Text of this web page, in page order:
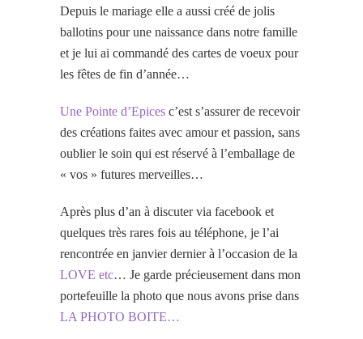
Depuis le mariage elle a aussi créé de jolis
ballotins pour une naissance dans notre famille
et je lui ai commandé des cartes de voeux pour
les fêtes de fin d’année…
Une Pointe d’Epices c’est s’assurer de recevoir
des créations faites avec amour et passion, sans
oublier le soin qui est réservé à l’emballage de
« vos » futures merveilles…
Après plus d’an à discuter via facebook et
quelques très rares fois au téléphone, je l’ai
rencontrée en janvier dernier à l’occasion de la
LOVE etc… Je garde précieusement dans mon
portefeuille la photo que nous avons prise dans
LA PHOTO BOITE…